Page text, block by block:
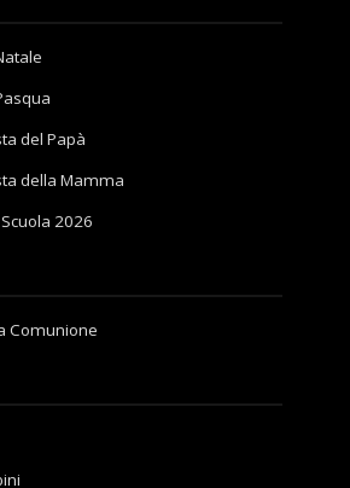
del Papà
della Mamma
2026
Comunione